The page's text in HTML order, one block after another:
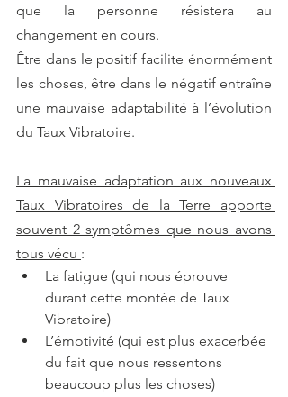
que la personne résistera au
changement en cours.
Être dans le positif facilite énormément
les choses, être dans le négatif entraîne
une mauvaise adaptabilité à l’évolution
du Taux Vibratoire.
La mauvaise adaptation aux nouveaux
Taux Vibratoires de la Terre apporte
souvent 2 symptômes que nous avons
tous vécu :
La fatigue (qui nous éprouve
durant cette montée de Taux
Vibratoire)
L’émotivité (qui est plus exacerbée
du fait que nous ressentons
beaucoup plus les choses)